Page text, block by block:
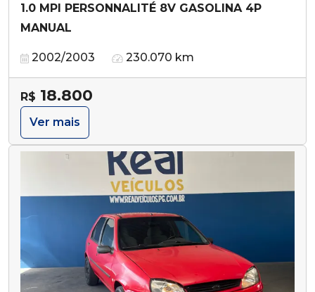
1.0 MPI PERSONNALITÉ 8V GASOLINA 4P
MANUAL
2002/2003 230.070 km
R$ 18.800
Ver mais